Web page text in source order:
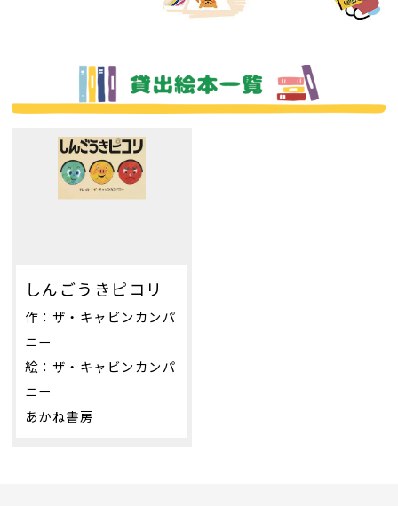
しんごうきピコリ
作：ザ・キャビンカンパ
ニー
絵：ザ・キャビンカンパ
ニー
あかね書房